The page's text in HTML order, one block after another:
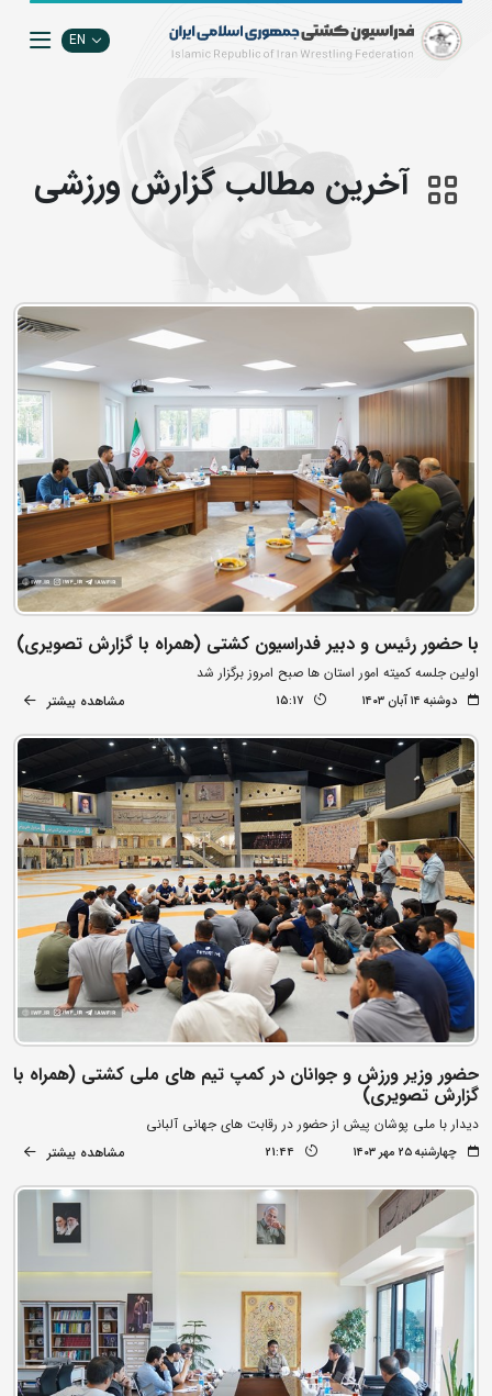
EN
آخرین مطالب گزارش ورزشی
با حضور رئیس و دبیر فدراسیون کشتی (همراه با گزارش تصویری)
اولین جلسه کمیته امور استان ها صبح امروز برگزار شد
دوشنبه ۱۴ آبان ۱۴۰۳ 15:17 مشاهده بیشتر
حضور وزیر ورزش و جوانان در کمپ تیم های ملی کشتی (همراه با
گزارش تصویری)
دیدار با ملی پوشان پیش از حضور در رقابت های جهانی آلبانی
چهارشنبه ۲۵ مهر ۱۴۰۳ 21:44 مشاهده بیشتر